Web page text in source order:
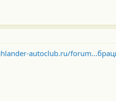
autoclub.ru/